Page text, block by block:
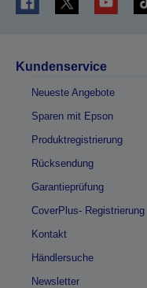
Kundenservice
Neueste Angebote
Sparen mit Epson
Produktregistrierung
Rücksendung
Garantieprüfung
CoverPlus- Registrierung
Kontakt
Händlersuche
Newsletter